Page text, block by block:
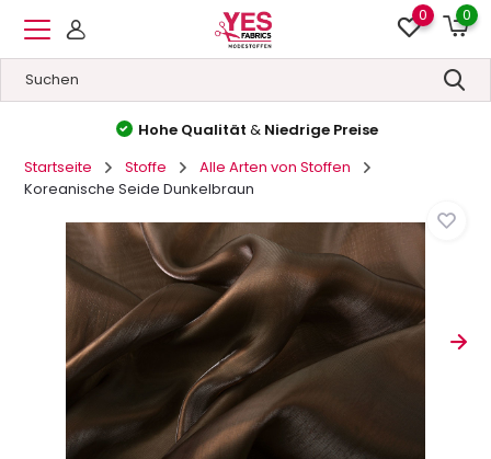
0 0
Hohe Qualität & Niedrige Preise
Startseite
Stoffe
Alle Arten von Stoffen
Koreanische Seide Dunkelbraun